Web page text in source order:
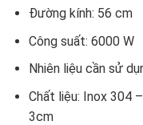
Đường kính: 56 cm
Công suất: 6000 W
Nhiên liệu cần sử
Chất liệu: Inox 304
3cm